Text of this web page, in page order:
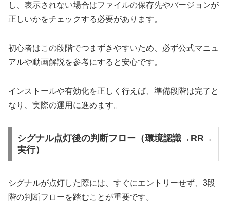
し、表示されない場合はファイルの保存先やバージョンが
正しいかをチェックする必要があります。
初心者はこの段階でつまずきやすいため、必ず公式マニュ
アルや動画解説を参考にすると安心です。
インストールや有効化を正しく行えば、準備段階は完了と
なり、実際の運用に進めます。
シグナル点灯後の判断フロー（環境認識→RR→
実行）
シグナルが点灯した際には、すぐにエントリーせず、3段
階の判断フローを踏むことが重要です。